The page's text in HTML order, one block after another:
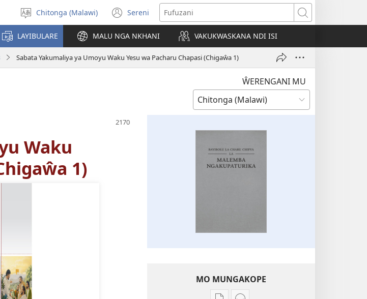
Sankhani
chineneru
Chitonga (Malawi) Sereni
(Lajula
Peji
Linyaki)
Fufuzani
LAYIBULARE MALU NGA NKHANI VAKUKWASKANA NDI ISI
Sabata Yakumaliya ya Umoyu Waku Yesu wa Pacharu Chapasi (Chigaŵa 1)
ŴERENGANI MU
Waku
1)
MO MUNGAKOPE